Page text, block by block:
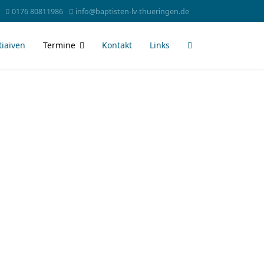
0176 80811986 info@baptisten-lv-thueringen.de
Termine Kontakt Links